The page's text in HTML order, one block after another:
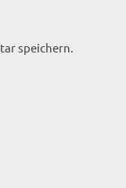
speichern.